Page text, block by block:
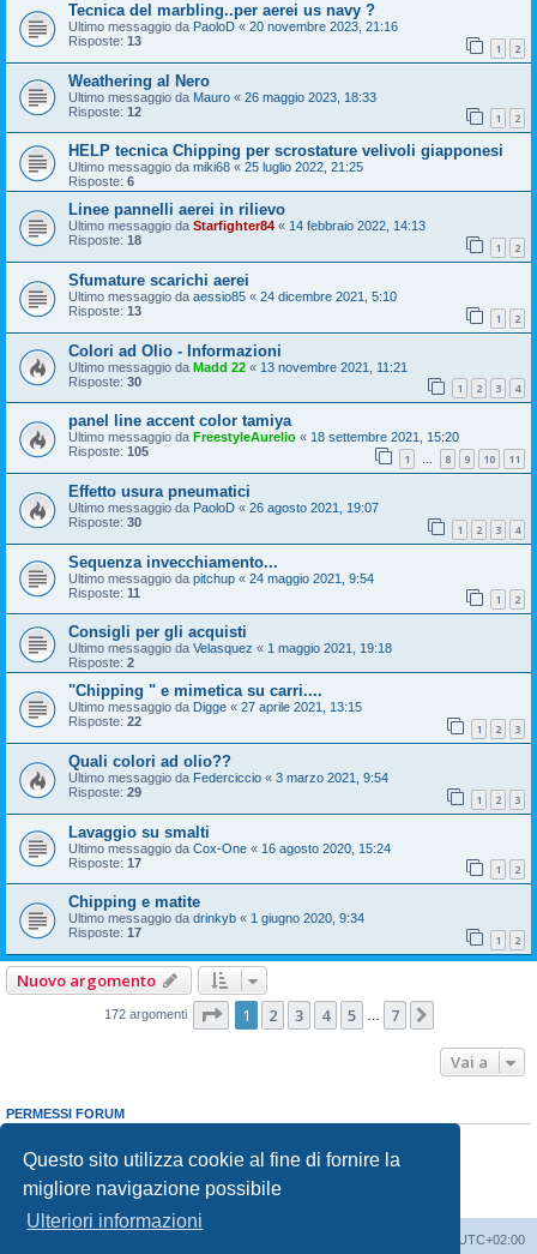
Questo sito utilizza cookie al fine di fornire la
migliore navigazione possibile
Ulteriori informazioni
Tecnica del marbling..per aerei us navy ?
Ultimo messaggio da PaoloD « 20 novembre 2023, 21:16
Risposte: 13 1 2
Weathering al Nero
Ultimo messaggio da Mauro « 26 maggio 2023, 18:33
Risposte: 12 1 2
HELP tecnica Chipping per scrostature velivoli giapponesi
Ultimo messaggio da miki68 « 25 luglio 2022, 21:25
Risposte: 6
Linee pannelli aerei in rilievo
Ultimo messaggio da Starfighter84 « 14 febbraio 2022, 14:13
Risposte: 18 1 2
Sfumature scarichi aerei
Ultimo messaggio da aessio85 « 24 dicembre 2021, 5:10
Risposte: 13 1 2
Colori ad Olio - Informazioni
Ultimo messaggio da Madd 22 « 13 novembre 2021, 11:21
Risposte: 30 1 2 3 4
panel line accent color tamiya
Ultimo messaggio da FreestyleAurelio « 18 settembre 2021, 15:20
Risposte: 105 1 … 8 9 10 11
Effetto usura pneumatici
Ultimo messaggio da PaoloD « 26 agosto 2021, 19:07
Risposte: 30 1 2 3 4
Sequenza invecchiamento...
Ultimo messaggio da pitchup « 24 maggio 2021, 9:54
Risposte: 11 1 2
Consigli per gli acquisti
Ultimo messaggio da Velasquez « 1 maggio 2021, 19:18
Risposte: 2
"Chipping " e mimetica su carri....
Ultimo messaggio da Digge « 27 aprile 2021, 13:15
Risposte: 22 1 2 3
Quali colori ad olio??
Ultimo messaggio da Federciccio « 3 marzo 2021, 9:54
Risposte: 29 1 2 3
Lavaggio su smalti
Ultimo messaggio da Cox-One « 16 agosto 2020, 15:24
Risposte: 17 1 2
Chipping e matite
Ultimo messaggio da drinkyb « 1 giugno 2020, 9:34
Risposte: 17 1 2
Nuovo argomento
172 argomenti Pagina di
1 2 3 4 5 7
Vai a
PERMESSI FORUM
Non puoirispondere negli argomenti
Non puoimodificare i tuoi messaggi
Non puoicancellare i tuoi messaggi
Non puoi
inviare allegati
UTC+02:00